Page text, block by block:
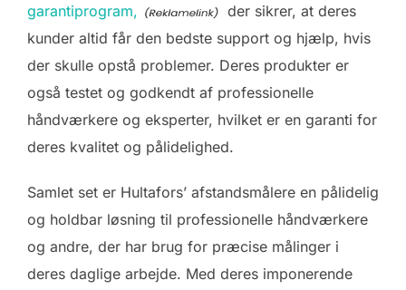
garantiprogram,
der sikrer, at deres
kunder altid får den bedste support og hjælp, hvis
der skulle opstå problemer. Deres produkter er
også testet og godkendt af professionelle
håndværkere og eksperter, hvilket er en garanti for
deres kvalitet og pålidelighed.
Samlet set er Hultafors’ afstandsmålere en pålidelig
og holdbar løsning til professionelle håndværkere
og andre, der har brug for præcise målinger i
deres daglige arbejde. Med deres imponerende